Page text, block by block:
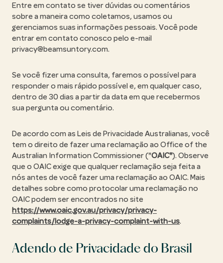
Entre em contato se tiver dúvidas ou comentários
sobre a maneira como coletamos, usamos ou
gerenciamos suas informações pessoais. Você pode
entrar em contato conosco pelo e-mail
privacy@beamsuntory.com.
Se você fizer uma consulta, faremos o possível para
responder o mais rápido possível e, em qualquer caso,
dentro de 30 dias a partir da data em que recebermos
sua pergunta ou comentário.
De acordo com as Leis de Privacidade Australianas, você
tem o direito de fazer uma reclamação ao Office of the
Australian Information Commissioner ("OAIC"). Observe
que o OAIC exige que qualquer reclamação seja feita a
nós antes de você fazer uma reclamação ao OAIC. Mais
detalhes sobre como protocolar uma reclamação no
OAIC podem ser encontrados no site
https://www.oaic.gov.au/privacy/privacy-
complaints/lodge-a-privacy-complaint-with-us.
Adendo de Privacidade do Brasil